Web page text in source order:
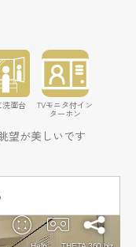
洗面台 TVモニタ付イン
ターホン
が美しいです